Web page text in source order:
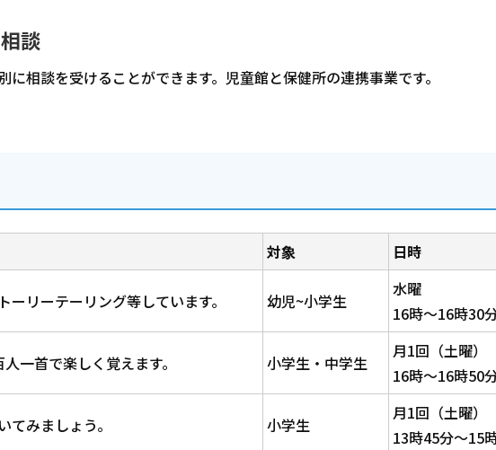
談
相談を受けることができます。児童館と保健所の連携事業です。
対象 日時
ーリーテーリング等しています。 幼児~小学生
水曜
16時～16時30
一首で楽しく覚えます。 小学生・中学生
月1回（土曜）
16時～16時50
てみましょう。 小学生
月1回（土曜）
13時45分～15